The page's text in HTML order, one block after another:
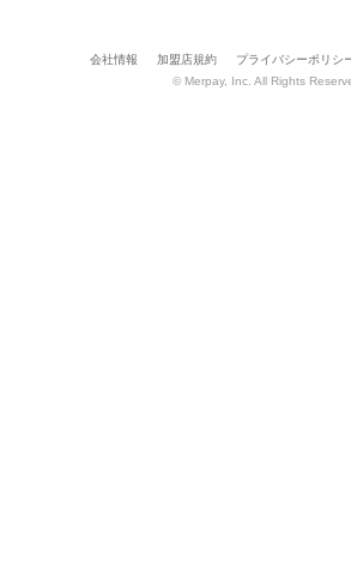
会社情報 加盟店規約 プライバシーポリシ
© Merpay, Inc. All Rights